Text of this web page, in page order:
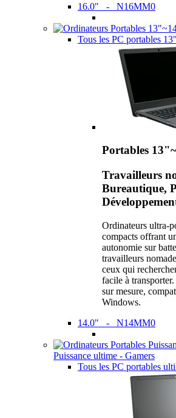
16.0" - N16MM0
Tous les PC portables
Portables
Travailleurs
Bureautique,
Ordinateurs ultra-
compacts offrant
autonomie sur
travailleurs
ceux qui
facile à
sur mesure,
Windows.
14.0" - N14MM0
Puissance ultime - Gamers
Tous les PC portables